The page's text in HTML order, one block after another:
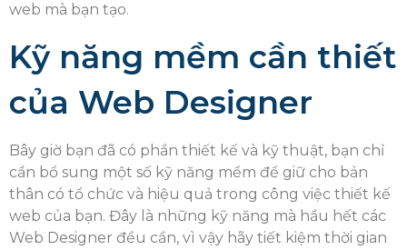
web mà bạn tạo.
Kỹ năng mềm cần thiết
của Web Designer
Bây giờ bạn đã có phần thiết kế và kỹ thuật, bạn chỉ
cần bổ sung một số kỹ năng mềm để giữ cho bản
thân có tổ chức và hiệu quả trong công việc thiết kế
web của bạn. Đây là những kỹ năng mà hầu hết các
Web Designer đều cần, vì vậy hãy tiết kiệm thời gian